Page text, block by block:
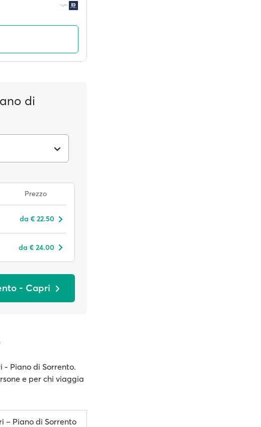
di
Prezzo
da € 22.50
da € 24.00
- Capri
Piano di Sorrento.
e per chi viaggia
– Piano di Sorrento